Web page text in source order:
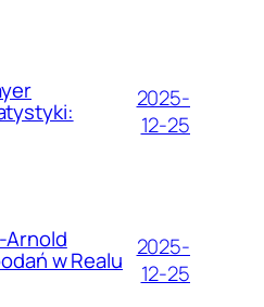
2025-
12-25
Arnold
w Realu 2025-
12-25